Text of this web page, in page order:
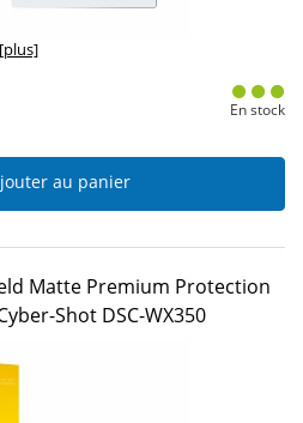
[plus]
En stock
au panier
Matte Premium Protection
Shot DSC-WX350